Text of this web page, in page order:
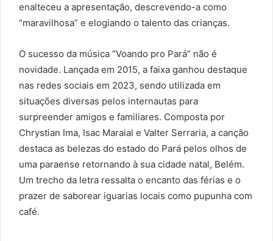
enalteceu a apresentação, descrevendo-a como
“maravilhosa” e elogiando o talento das crianças.
O sucesso da música “Voando pro Pará” não é
novidade. Lançada em 2015, a faixa ganhou destaque
nas redes sociais em 2023, sendo utilizada em
situações diversas pelos internautas para
surpreender amigos e familiares. Composta por
Chrystian Ima, Isac Maraial e Valter Serraria, a canção
destaca as belezas do estado do Pará pelos olhos de
uma paraense retornando à sua cidade natal, Belém.
Um trecho da letra ressalta o encanto das férias e o
prazer de saborear iguarias locais como pupunha com
café.